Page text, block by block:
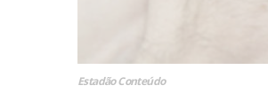
Estadão Conteúdo